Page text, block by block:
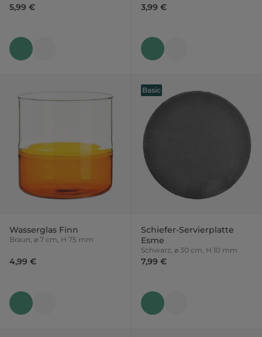
5,99 € 3,99 €
Wasserglas Finn
Braun, ⌀ 7 cm, H 75 mm
4,99 €
Schiefer-Servierplatte
Esme
Schwarz, ⌀ 30 cm, H 10 mm
7,99 €
Basic